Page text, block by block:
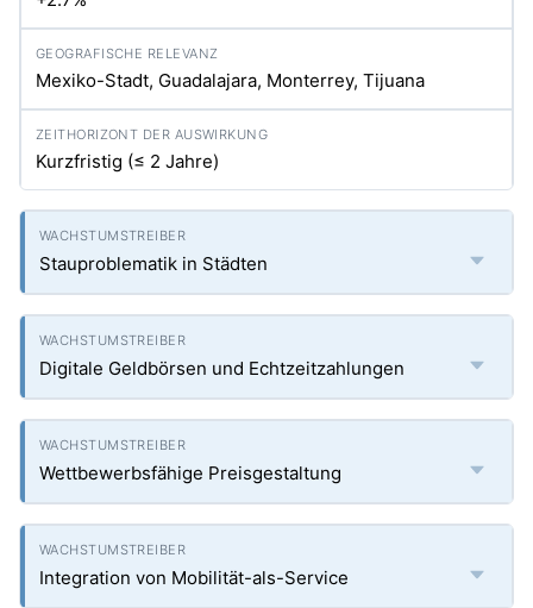
Mexiko-Stadt, Guadalajara, Monterrey, Tijuana
Kurzfristig (≤ 2 Jahre)
Stauproblematik in Städten
Digitale Geldbörsen und Echtzeitzahlungen
Wettbewerbsfähige Preisgestaltung
Integration von Mobilität-als-Service